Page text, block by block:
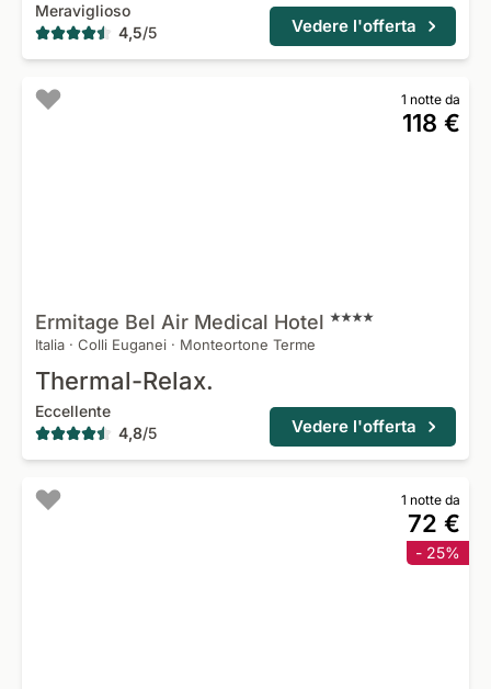
Meraviglioso
4,5/5 Vedere l'offerta
1 notte da
118 €
Ermitage Bel Air Medical Hotel
Italia · Colli Euganei · Monteortone Terme
Thermal-Relax.
Eccellente
4,8/5 Vedere l'offerta
1 notte da
72 €
- 25%